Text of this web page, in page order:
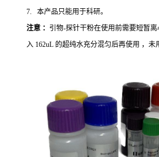
7. 本产品只能用于科研。
注意 ： 引物-探针干粉在使用前需要短暂
入 162uL 的超纯水充分混匀后再使用 ，未